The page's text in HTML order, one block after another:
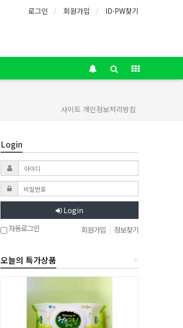
로그인 회원가입 ID·PW찾기
사이트 개인정보처리방침
Login
Login
자동로그인
회원가입 | 정보찾기
+
오늘의 특가상품